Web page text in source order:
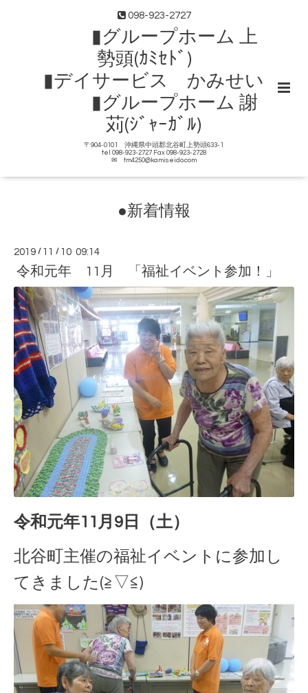
098-923-2727
▮グループホーム 上
勢頭(ｶﾐｾﾄﾞ)
▮デイサービス かみせい
▮グループホーム 謝
苅(ｼﾞｬｰｶﾞﾙ)
〒904-0101 沖縄県中頭郡北谷町上勢頭633-1
tel 098-923-2727 Fax 098-923-2728
✉ tm4250@kamiseido.com
●新着情報
2019 / 11 / 10 09:14
令和元年 11月 「福祉イベント参加！」
令和元年11月9日（土）
北谷町主催の福祉イベントに参加し
てきました(≧▽≦)